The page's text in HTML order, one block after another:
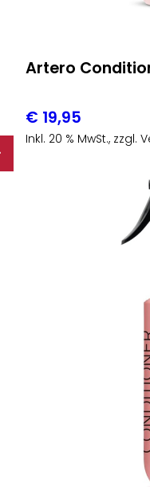
Artero
€ 19,95
Inkl. 20 % MwSt., zzgl.